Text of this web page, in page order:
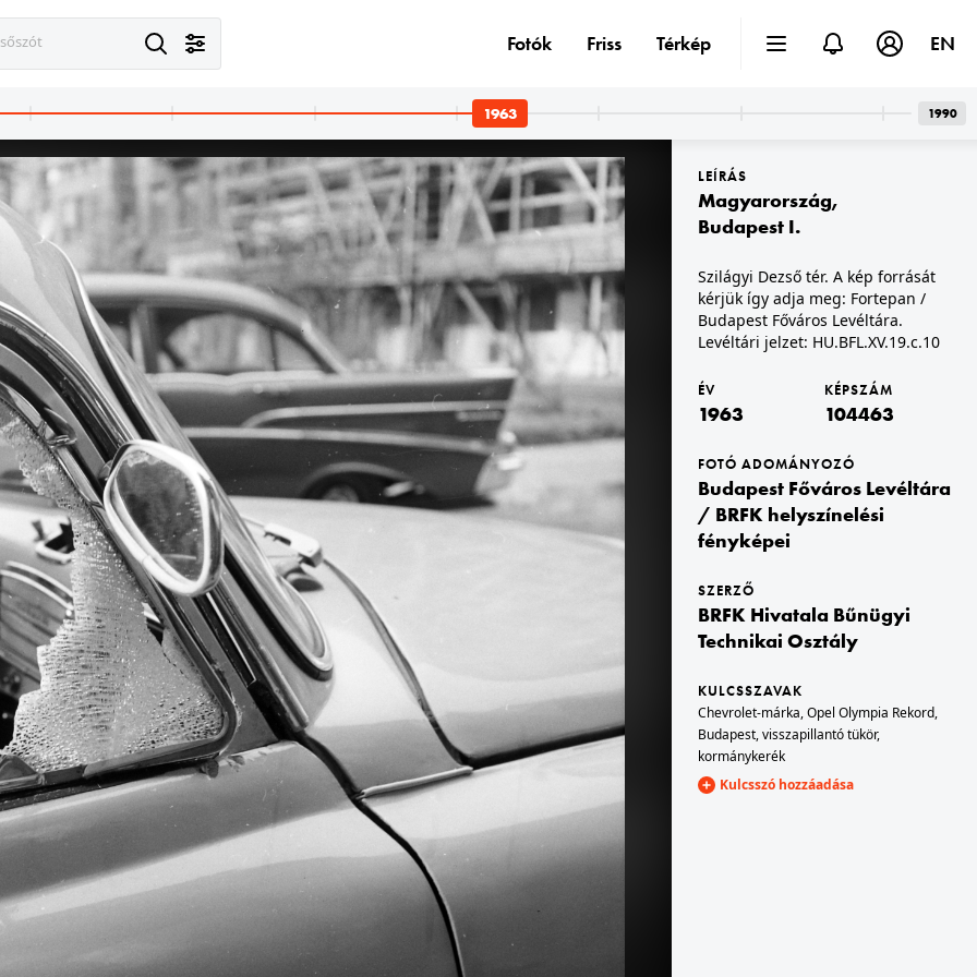
Levéltára. Levéltári jelzet: HU.BFL.XV.19.c.10
1963 · Budapest XXI. · Csepeli Szabadkikötő
A kép forrását kérjük így adja meg: Fortepan / Budapest Főváros Levéltára. Levéltári jelzet: HU.BFL.XV.19.c.10
1963 · Magyarország
A kép forrását kérjük így adja meg: Fortepan / Budapest Főváros Levéltára. Levéltári jelzet: HU.BFL.XV.19.c.10
1963 · Budapest XIII.
Dózsa György út a Szabolcs utca saroktól a Lehel utca felé nézve. A kép forrását kérjük így adja meg: Fortepan / Budapest Főváros Levéltára. Levéltári jelzet: HU.BFL.XV.19.c.10
Főváros Levéltára. Levéltári jelzet: HU.BFL.XV.19.c.10
1963 · Budapest V.
Károly (Tanács) körút 12., "Júlia" Ruházati Bolt. A kép forrását kérjük így adja meg: Fortepan / Budapest Főváros Levéltára. Levéltári jelzet: HU.BFL.XV.19.c.10
1963 · Magyarország
18
tartalom
A kép forrását kérjük így adja meg: Fortepan / Budapest Főváros Levéltára. Levéltári jelzet: HU.BFL.XV.19.c.10
1963 · Magyarország
A kép forrását kérjük így adja meg: Fortepan / Budapest Főváros Levéltára. Levéltári jelzet: HU.BFL.XV.19.c.10
1963 · Magyarország
A kép forrását kérjük így adja meg: Fortepan / Budapest Főváros Levéltára. Levéltári jelzet: HU.BFL.XV.19.c.10
1963 · Budapest XI.
LEÍRÁS
Magyarország,
Budapest I.
Szilágyi Dezső tér. A kép forrását
kérjük így adja meg: Fortepan /
Budapest Főváros Levéltára.
Levéltári jelzet: HU.BFL.XV.19.c.10
ÉV
1963
KÉPSZÁM
104463
FOTÓ ADOMÁNYOZÓ
Budapest Főváros Levéltára
/ BRFK helyszínelési
fényképei
SZERZŐ
BRFK Hivatala Bűnügyi
Technikai Osztály
KULCSSZAVAK
Chevrolet-márka,Opel Olympia Rekord,
Budapest,visszapillantó tükör,
kormánykerék
Kulcsszó hozzáadása
Fotók Friss Térkép EN
1990
1963